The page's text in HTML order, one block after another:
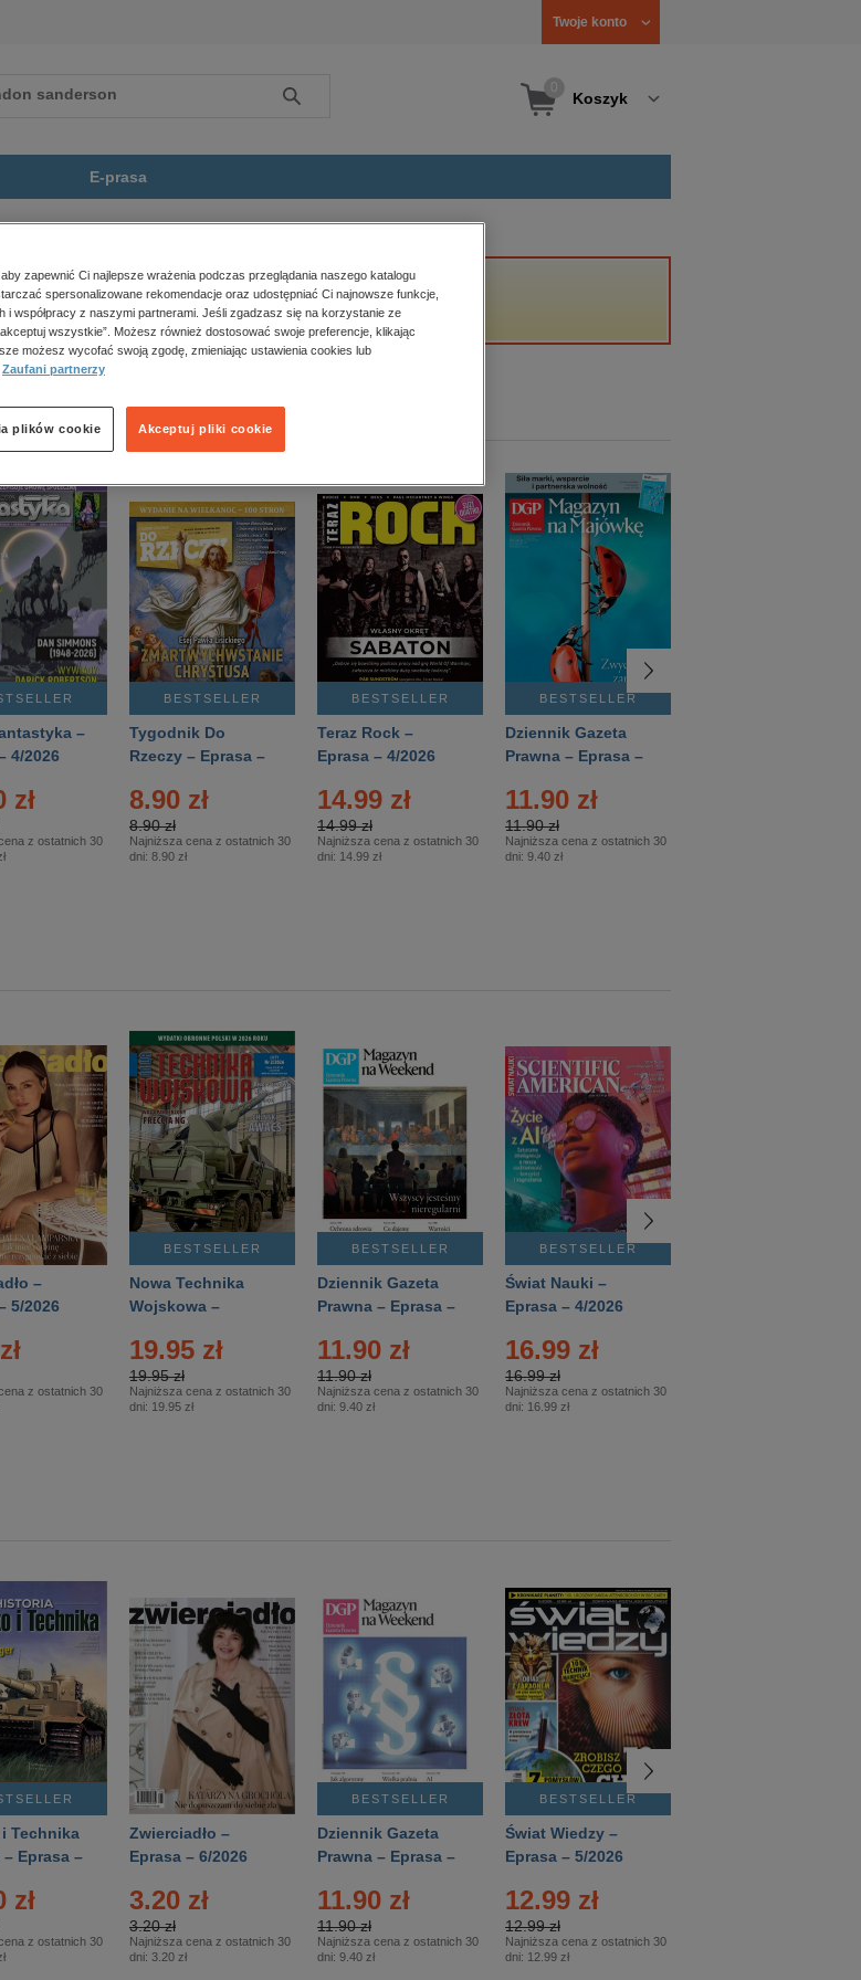
Twoje konto
Szukaj Koszyk
E-prasa
informacyjne
–
4/2026
zł
z ostatnich 30
BESTSELLER
Tygodnik Do
Rzeczy – Eprasa –
8.90 zł
8.90 zł
Najniższa cena z ostatnich 30
dni: 8.90 zł
BESTSELLER
Teraz Rock –
Eprasa – 4/2026
14.99 zł
14.99 zł
Najniższa cena z ostatnich 30
dni: 14.99 zł
BESTSELLER
Dziennik Gazeta
Prawna – Eprasa –
11.90 zł
11.90 zł
Najniższa cena z ostatnich 30
dni: 9.40 zł
–
5/2026
z ostatnich 30
BESTSELLER
Nowa Technika
Wojskowa –
19.95 zł
19.95 zł
Najniższa cena z ostatnich 30
dni: 19.95 zł
BESTSELLER
Dziennik Gazeta
Prawna – Eprasa –
11.90 zł
11.90 zł
Najniższa cena z ostatnich 30
dni: 9.40 zł
BESTSELLER
Świat Nauki –
Eprasa – 4/2026
16.99 zł
16.99 zł
Najniższa cena z ostatnich 30
dni: 16.99 zł
Technika
Eprasa –
zł
z ostatnich 30
Zwierciadło –
Eprasa – 6/2026
3.20 zł
3.20 zł
Najniższa cena z ostatnich 30
dni: 3.20 zł
BESTSELLER
Dziennik Gazeta
Prawna – Eprasa –
11.90 zł
11.90 zł
Najniższa cena z ostatnich 30
dni: 9.40 zł
BESTSELLER
Świat Wiedzy –
Eprasa – 5/2026
12.99 zł
12.99 zł
Najniższa cena z ostatnich 30
dni: 12.99 zł
zapewnić Ci najlepsze wrażenia podczas przeglądania naszego katalogu
spersonalizowane rekomendacje oraz udostępniać Ci najnowsze funkcje,
i współpracy z naszymi partnerami. Jeśli zgadzasz się na korzystanie ze
wszystkie”. Możesz również dostosować swoje preferencje, klikając
możesz wycofać swoją zgodę, zmieniając ustawienia cookies lub
Zaufani partnerzy
Akceptuj pliki cookie
plików cookie